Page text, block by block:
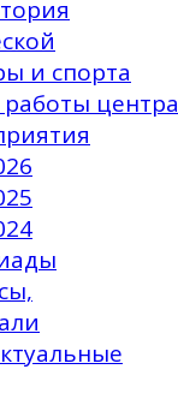
и спорта
центра